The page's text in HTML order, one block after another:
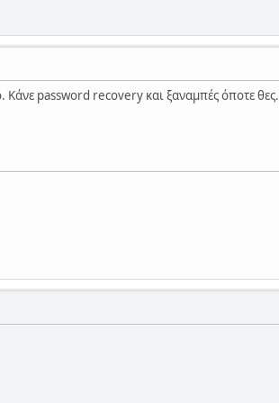
password recovery και ξαναμπές όποτε θες.